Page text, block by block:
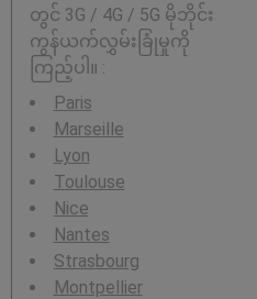
တွင် 3G / 4G / 5G မိုဘိုင်း
ကွန်ယက်လွှမ်းခြုံမှုကို
ကြည့်ပါ။ :
Paris
Marseille
Lyon
Toulouse
Nice
Nantes
Strasbourg
Montpellier